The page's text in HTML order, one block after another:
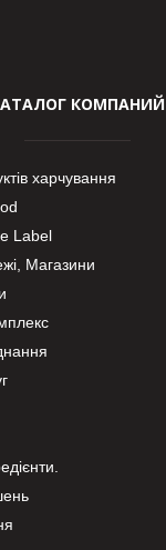
КОМПАНИЙ
харчування
Label
Магазини